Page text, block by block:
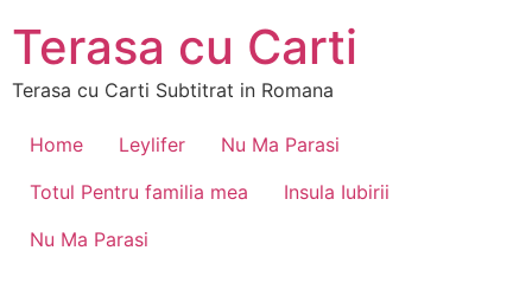
to
content
Terasa cu Carti
Terasa cu Carti Subtitrat in Romana
Home Leylifer
Nu Ma Parasi
Totul Pentru familia mea
Insula Iubirii
Nu Ma Parasi